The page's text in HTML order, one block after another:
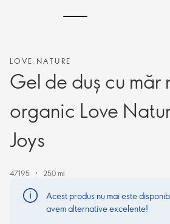
LOVE NATURE
Gel de duș cu măr
organic Love
Joys
47195 250 ml
Acest produs nu mai este
avem alternative excelente!